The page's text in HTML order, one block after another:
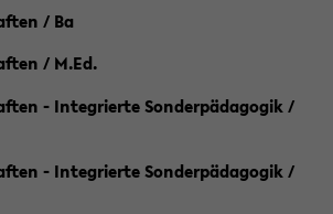
/ Ba
/ M.Ed.
- Integrierte Sonderpädagogik /
- Integrierte Sonderpädagogik /